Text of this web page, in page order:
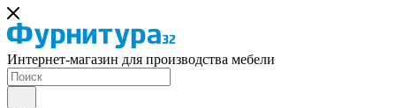
Интернет-магазин для производства мебели